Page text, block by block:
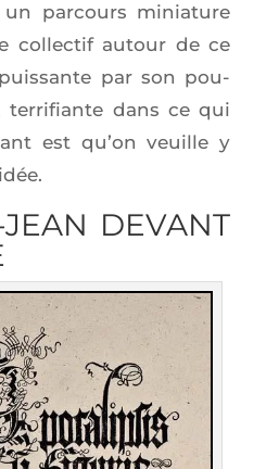
par­cours minia­ture
col­lec­tif autour de ce
par son pou­
ter­ri­fiante dans ce qui
est qu’on veuille y
DEVANT